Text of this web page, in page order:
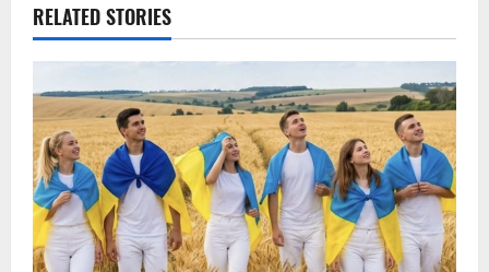
a
v
i
g
a
RELATED STORIES